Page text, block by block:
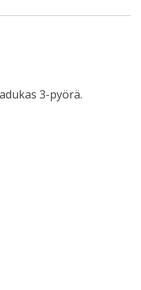
3-pyörä.